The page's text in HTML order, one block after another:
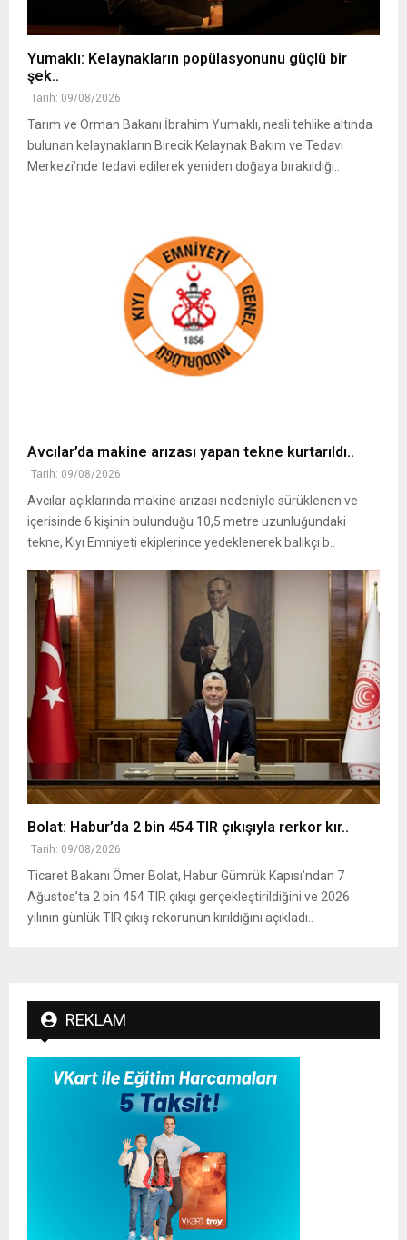
Yumaklı: Kelaynakların popülasyonunu güçlü bir
şek..
Tarih: 09/08/2026
Tarım ve Orman Bakanı İbrahim Yumaklı, nesli tehlike altında
bulunan kelaynakların Birecik Kelaynak Bakım ve Tedavi
Merkezi’nde tedavi edilerek yeniden doğaya bırakıldığı..
Avcılar’da makine arızası yapan tekne kurtarıldı..
Tarih: 09/08/2026
Avcılar açıklarında makine arızası nedeniyle sürüklenen ve
içerisinde 6 kişinin bulunduğu 10,5 metre uzunluğundaki
tekne, Kıyı Emniyeti ekiplerince yedeklenerek balıkçı b..
Bolat: Habur’da 2 bin 454 TIR çıkışıyla rerkor kır..
Tarih: 09/08/2026
Ticaret Bakanı Ömer Bolat, Habur Gümrük Kapısı’ndan 7
Ağustos’ta 2 bin 454 TIR çıkışı gerçekleştirildiğini ve 2026
yılının günlük TIR çıkış rekorunun kırıldığını açıkladı..
REKLAM